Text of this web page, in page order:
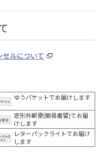
ルについて
ゆうパケットでお届けします
定形外郵便(簡易書留)でお届
けします
レターパックライトでお届け
します